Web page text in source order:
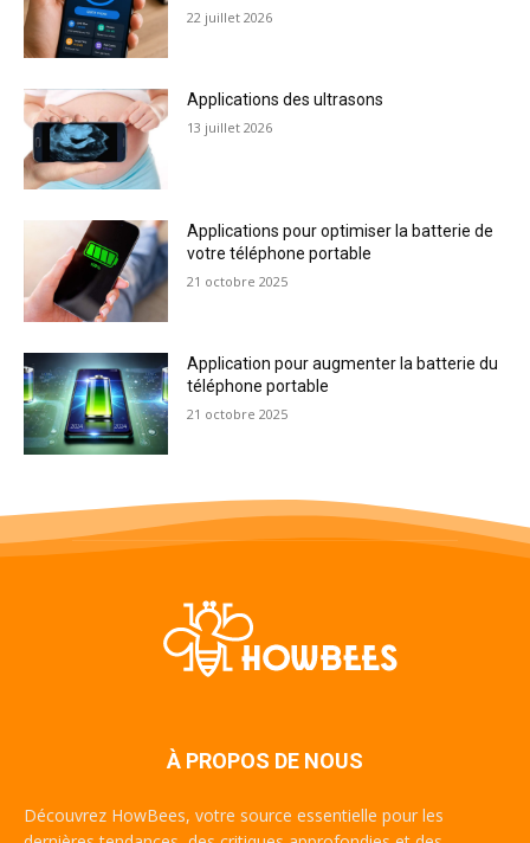
22 juillet 2026
Applications des ultrasons
13 juillet 2026
Applications pour optimiser la batterie de
votre téléphone portable
21 octobre 2025
Application pour augmenter la batterie du
téléphone portable
21 octobre 2025
À PROPOS DE NOUS
Découvrez HowBees, votre source essentielle pour les